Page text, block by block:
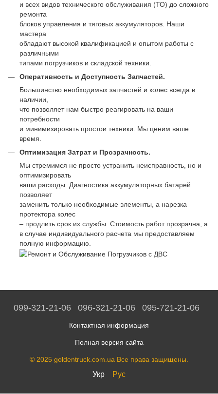
и всех видов технического обслуживания (ТО) до сложного
ремонта
блоков управления и тяговых аккумуляторов. Наши
мастера
обладают высокой квалификацией и опытом работы с
различными
типами погрузчиков и складской техники.
Оперативность и Доступность Запчастей.
Большинство необходимых запчастей и колес всегда в
наличии,
что позволяет нам быстро реагировать на ваши
потребности
и минимизировать простои техники. Мы ценим ваше
время.
Оптимизация Затрат и Прозрачность.
Мы стремимся не просто устранить неисправность, но и
оптимизировать
ваши расходы. Диагностика аккумуляторных батарей
позволяет
заменить только необходимые элементы, а нарезка
протектора колес
– продлить срок их службы. Стоимость работ прозрачна, а
в случае индивидуального расчета мы предоставляем
полную информацию.
099-321-21-06 096-321-21-06 095-721-21-06
Контактная информация
Полная версия сайта
© 2025 goldentruck.com.ua Все права защищены.
Укр Рус